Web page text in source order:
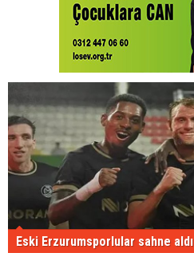
Eski Erzurumsporlular sahne aldı